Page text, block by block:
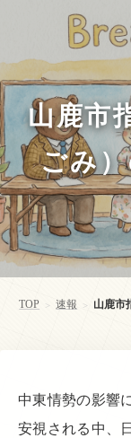
山鹿市
ごみ
TOP > 速報 > 山鹿市
中東情勢の影響
安視される中、